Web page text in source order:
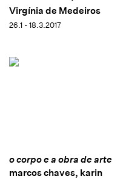
Virgínia de Medeiros
26.1 - 18.3.2017
o corpo e a obra de arte
marcos chaves, karin